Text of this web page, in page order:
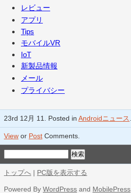
レビュー
アプリ
Tips
モバイルVR
IoT
新製品情報
メール
プライバシー
23rd 12月 11. Posted in Androidニュース
View or Post Comments.
トップへ | PC版を表示する
Powered By WordPress and MobilePress